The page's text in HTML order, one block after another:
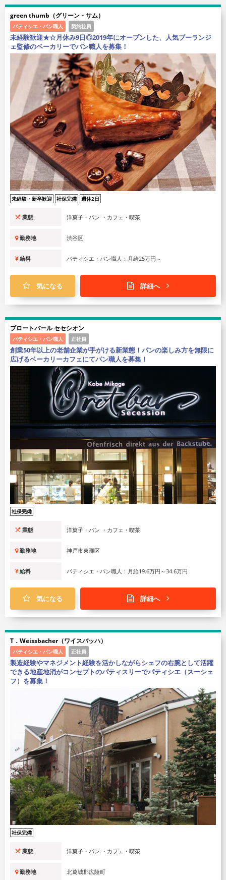
green thumb（グリーン・サム）
パティシエ・パン職人 契約社員
未経験歓迎★☆月休み9日◎2019年にオープンした、人気ブーランジ
ェ監修のベーカリーでパン職人を募集！
未経験・新卒歓迎 社保完備 週休2日
業態 洋菓子・パン ・カフェ・喫茶
勤務地 渋谷区
給料 パティシエ・パン職人：月給25万円～
気になる 詳細へ
ブロートバール セセシオン
パティシエ・パン職人 正社員
創業50年以上の老舗企業が手がける新業態！パンの楽しみ方を無限に
広げるベーカリーカフェにてパン職人を募集！
社保完備
業態 洋菓子・パン ・カフェ・喫茶
勤務地 神戸市東灘区
給料 パティシエ・パン職人：月給19.6万円～34.6万円
気になる 詳細へ
T．Weissbacher（ワイスバッハ）
パティシエ・パン職人 正社員
製造経験やマネジメント経験を活かしながらシェフの右腕として活躍
できる地産地消がコンセプトのパティスリーでパティシエ（スーシェ
フ）を募集！
社保完備
業態 洋菓子・パン ・カフェ・喫茶
勤務地 北葛城郡広陵町